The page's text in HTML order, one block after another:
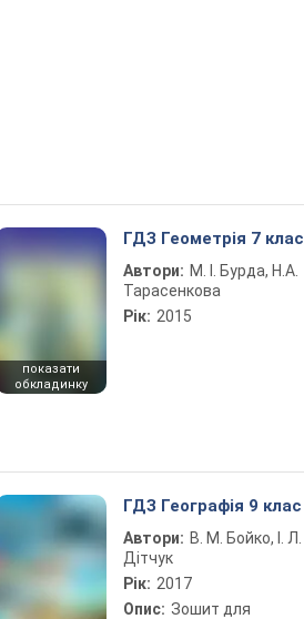
показати
обкладинку
ГДЗ Геометрія 7 клас
Автори: М. І. Бурда, Н.А.
Тарасенкова
Рік: 2015
ГДЗ Географія 9 клас
Автори: В. М. Бойко, І. Л.
Дітчук
Рік: 2017
Опис: Зошит для